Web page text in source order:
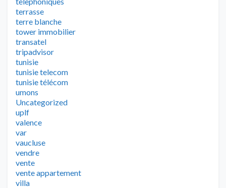
terrasse
terre blanche
tower immobilier
transatel
tripadvisor
tunisie
tunisie telecom
tunisie télécom
umons
Uncategorized
uplf
valence
var
vaucluse
vendre
vente
vente appartement
villa